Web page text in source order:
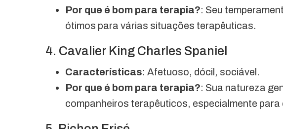
Por que é bom para terapia?: Seu
ótimos para várias situações terapêuticas.
4. Cavalier King Charles Spaniel
Características: Afetuoso, dócil, sociável.
Por que é bom para terapia?: Sua natureza
companheiros terapêuticos, especialmente